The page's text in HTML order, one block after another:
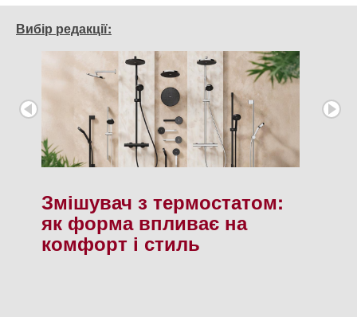
Вибір редакції:
Змішувач з термостатом:
як форма впливає на
комфорт і стиль